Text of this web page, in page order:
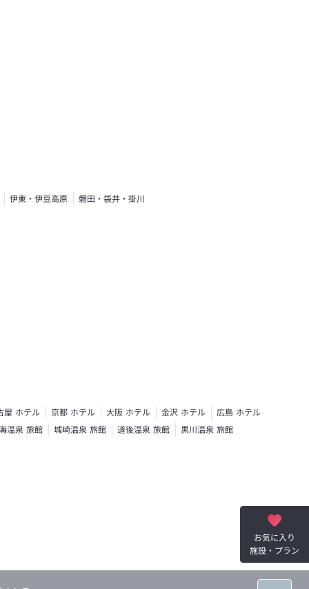
お気に入り
施設・プラン
伊東・伊豆高原 磐田・袋井・掛川
屋 ホテル 京都 ホテル 大阪 ホテル 金沢 ホテル
広島 ホテル
温泉 旅館 城崎温泉 旅館 道後温泉 旅館
黒川温泉 旅館